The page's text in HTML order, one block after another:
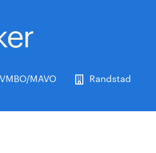
VMBO/MAVO Randstad